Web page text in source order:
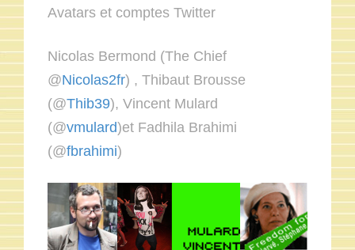
Avatars et comptes Twitter
Nicolas Bermond (The Chief
@Nicolas2fr) , Thibaut Brousse
(@Thib39), Vincent Mulard
(@vmulard)et Fadhila Brahimi
(@fbrahimi)